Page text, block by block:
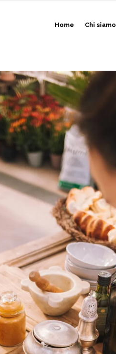
Home Chi siamo